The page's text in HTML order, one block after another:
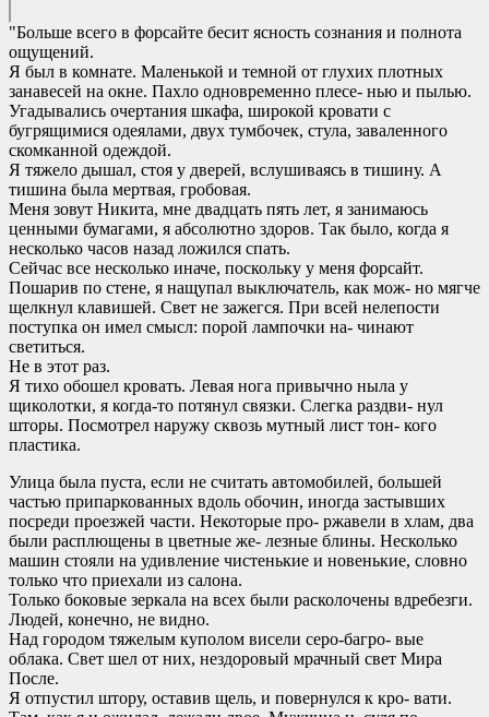
"Больше всего в форсайте бесит ясность сознания и полнота
ощущений.
Я был в комнате. Маленькой и темной от глухих плотных
занавесей на окне. Пахло одновременно плесе- нью и пылью.
Угадывались очертания шкафа, широкой кровати с
бугрящимися одеялами, двух тумбочек, стула, заваленного
скомканной одеждой.
Я тяжело дышал, стоя у дверей, вслушиваясь в тишину. А
тишина была мертвая, гробовая.
Меня зовут Никита, мне двадцать пять лет, я занимаюсь
ценными бумагами, я абсолютно здоров. Так было, когда я
несколько часов назад ложился спать.
Сейчас все несколько иначе, поскольку у меня форсайт.
Пошарив по стене, я нащупал выключатель, как мож- но мягче
щелкнул клавишей. Свет не зажегся. При всей нелепости
поступка он имел смысл: порой лампочки на- чинают
светиться.
Не в этот раз.
Я тихо обошел кровать. Левая нога привычно ныла у
щиколотки, я когда-то потянул связки. Слегка раздви- нул
шторы. Посмотрел наружу сквозь мутный лист тон- кого
пластика.
Улица была пуста, если не считать автомобилей, большей
частью припаркованных вдоль обочин, иногда застывших
посреди проезжей части. Некоторые про- ржавели в хлам, два
были расплющены в цветные же- лезные блины. Несколько
машин стояли на удивление чистенькие и новенькие, словно
только что приехали из салона.
Только боковые зеркала на всех были расколочены вдребезги.
Людей, конечно, не видно.
Над городом тяжелым куполом висели серо-багро- вые
облака. Свет шел от них, нездоровый мрачный свет Мира
После.
Я отпустил штору, оставив щель, и повернулся к кро- вати.